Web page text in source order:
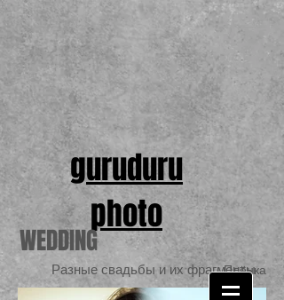
guruduru
photo
Плёнка
WEDDING
Разные свадьбы и их фрагменты